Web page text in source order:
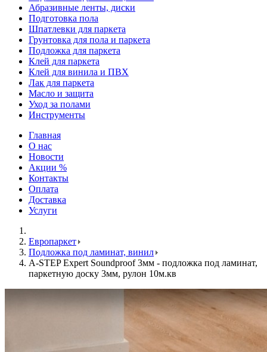
Абразивные ленты, диски
Подготовка пола
Шпатлевки для паркета
Грунтовка для пола и паркета
Подложка для паркета
Клей для паркета
Клей для винила и ПВХ
Лак для паркета
Масло и защита
Уход за полами
Инструменты
Главная
О нас
Новости
Акции %
Контакты
Оплата
Доставка
Услуги
Европаркет
Подложка под ламинат, винил
A-STEP Expert Soundproof 3мм - подложка под ламинат,
паркетную доску 3мм, рулон 10м.кв